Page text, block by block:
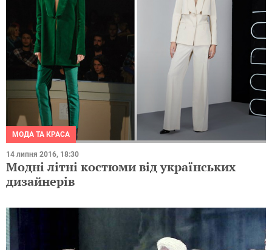
МОДА ТА КРАСА
14 липня 2016, 18:30
Модні літні костюми від українських
дизайнерів